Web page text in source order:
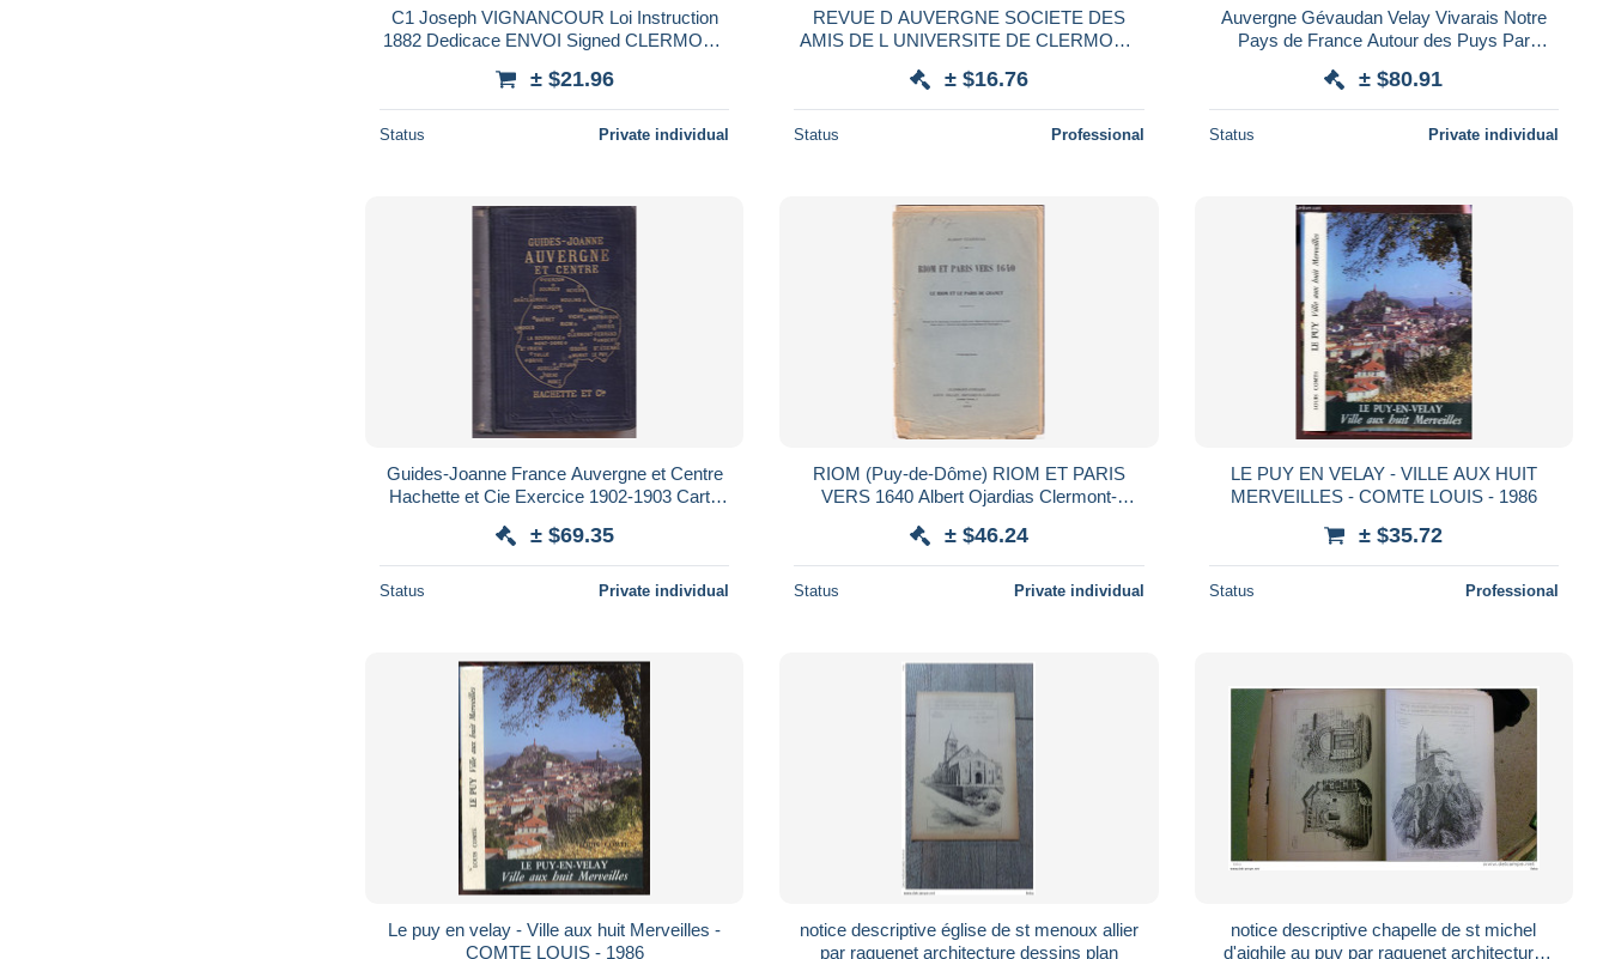
C1 Joseph VIGNANCOUR Loi Instruction
1882 Dedicace ENVOI Signed CLERMONT
± $21.96
Status Private individual
REVUE D AUVERGNE SOCIETE DES
AMIS DE L UNIVERSITE DE CLERMONT
BROCHE PAGES 321 A 400
± $16.76
Status Professional
Auvergne Gévaudan Velay Vivarais Notre
Pays de France Autour des Puys Par
± $80.91
Status Private individual
Guides-Joanne France Auvergne et Centre
Hachette et Cie Exercice 1902-1903 Carte
± $69.35
Status Private individual
RIOM (Puy-de-Dôme) RIOM ET PARIS
VERS 1640 Albert Ojardias Clermont-
± $46.24
Status Private individual
LE PUY EN VELAY - VILLE AUX HUIT
MERVEILLES - COMTE LOUIS - 1986
± $35.72
Status Professional
Le puy en velay - Ville aux huit Merveilles -
COMTE LOUIS - 1986
notice descriptive église de st menoux allier
par raguenet architecture dessins plan
notice descriptive chapelle de st michel
d'aighile au puy par raguenet architecture